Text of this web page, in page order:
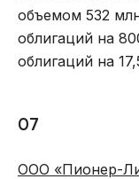
объемом 532
облигаций на
облигаций на
07
ООО «Пионер-